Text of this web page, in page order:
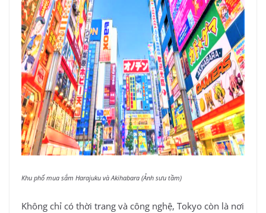
Khu phố mua sắm Harajuku và Akihabara (Ảnh sưu tầm)
Không chỉ có thời trang và công nghệ, Tokyo còn là nơi